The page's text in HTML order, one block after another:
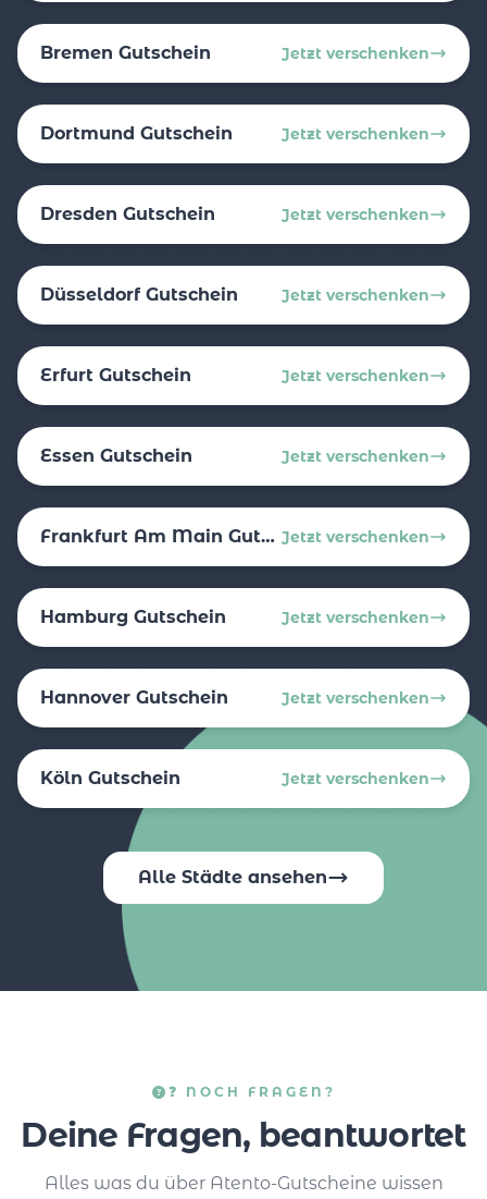
Bremen Gutschein Jetzt verschenken
Dortmund Gutschein Jetzt verschenken
Dresden Gutschein Jetzt verschenken
Düsseldorf Gutschein Jetzt verschenken
Erfurt Gutschein Jetzt verschenken
Essen Gutschein Jetzt verschenken
Frankfurt Am Main Gutschein Jetzt verschenken
Hamburg Gutschein Jetzt verschenken
Hannover Gutschein Jetzt verschenken
Köln Gutschein Jetzt verschenken
Alle Städte ansehen
❓ NOCH FRAGEN?
Deine Fragen, beantwortet
Alles was du über Atento-Gutscheine wissen